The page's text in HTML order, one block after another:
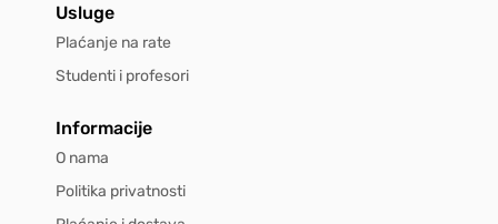
Usluge
Plaćanje na rate
Studenti i profesori
Informacije
O nama
Politika privatnosti